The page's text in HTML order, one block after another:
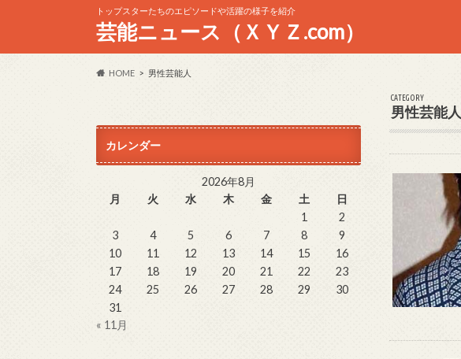
トップスターたちのエピソードや活躍の様子を紹介
芸能ニュース（ＸＹＺ.com）
HOME 男性芸能人
CATEGORY
男性芸能人
カレンダー
2026年8月
月
火 水 木 金 土
日
1
2
3
4 5 6 7 8
9
10
11 12 13 14 15
16
17
18 19 20 21 22
23
24
25 26 27 28 29
30
31
« 11月